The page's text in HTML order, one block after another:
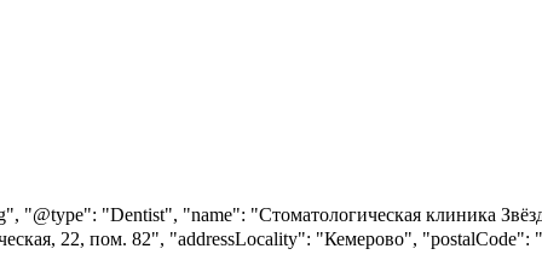
"@type": "Dentist", "name": "Стоматологическая клиника
22, пом. 82", "addressLocality": "Кемерово",